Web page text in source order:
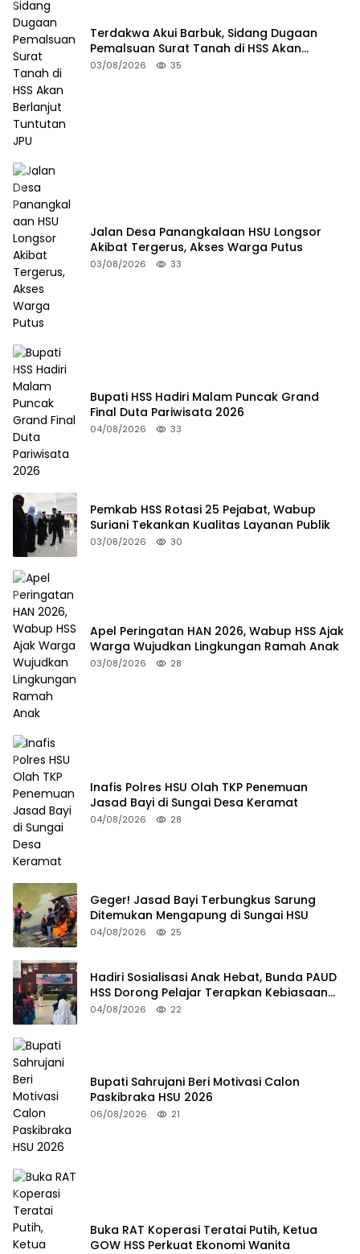
Terdakwa Akui Barbuk, Sidang Dugaan
Pemalsuan Surat Tanah di HSS Akan
Berlanjut Tuntutan JPU
03/08/2026 35
Jalan Desa Panangkalaan HSU Longsor
Akibat Tergerus, Akses Warga Putus
03/08/2026 33
Bupati HSS Hadiri Malam Puncak Grand
Final Duta Pariwisata 2026
04/08/2026 33
Pemkab HSS Rotasi 25 Pejabat, Wabup
Suriani Tekankan Kualitas Layanan Publik
03/08/2026 30
Apel Peringatan HAN 2026, Wabup HSS Ajak
Warga Wujudkan Lingkungan Ramah Anak
03/08/2026 28
Inafis Polres HSU Olah TKP Penemuan
Jasad Bayi di Sungai Desa Keramat
04/08/2026 28
Geger! Jasad Bayi Terbungkus Sarung
Ditemukan Mengapung di Sungai HSU
04/08/2026 25
Hadiri Sosialisasi Anak Hebat, Bunda PAUD
HSS Dorong Pelajar Terapkan Kebiasaan
Baik
04/08/2026 22
Bupati Sahrujani Beri Motivasi Calon
Paskibraka HSU 2026
06/08/2026 21
Buka RAT Koperasi Teratai Putih, Ketua
GOW HSS Perkuat Ekonomi Wanita